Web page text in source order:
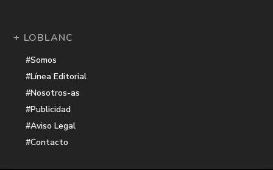
+ LOBLANC
#Somos
#Línea Editorial
#Nosotros-as
#Publicidad
#Aviso Legal
#Contacto